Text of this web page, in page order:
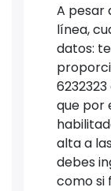
A pesar
línea,
datos:
que por
alta a
debes
como si